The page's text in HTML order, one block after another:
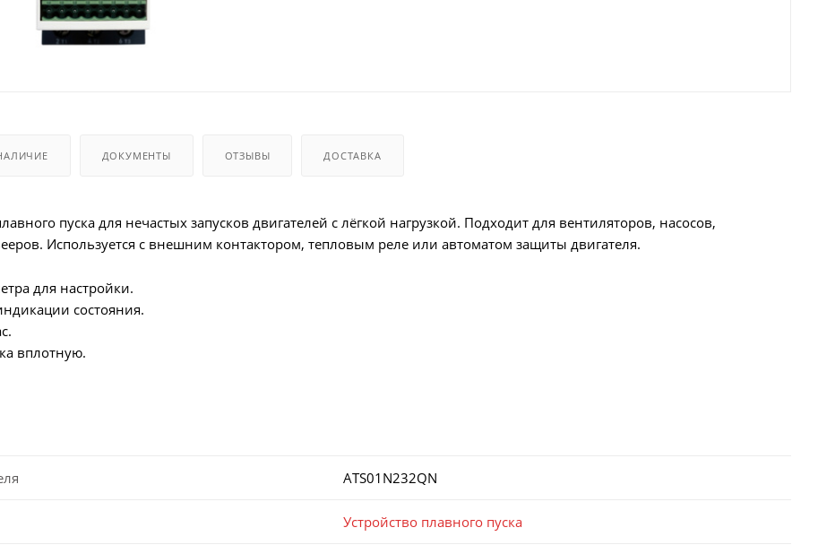
ДОКУМЕНТЫ ОТЗЫВЫ ДОСТАВКА
пуска для нечастых запусков двигателей с лёгкой нагрузкой. Подходит для вентиляторов, насосов,
Используется с внешним контактором, тепловым реле или автоматом защиты двигателя.
для настройки.
состояния.
вплотную.
ATS01N232QN
Устройство плавного пуска